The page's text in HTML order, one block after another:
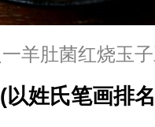
羊肚菌红烧玉
姓氏笔画排